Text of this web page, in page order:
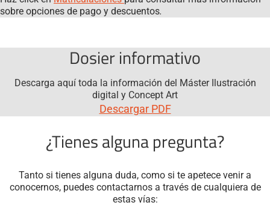
sobre opciones de pago y descuentos.
Dosier informativo
Descarga aquí toda la información del Máster Ilustración
digital y Concept Art
Descargar PDF
¿Tienes alguna pregunta?
Tanto si tienes alguna duda, como si te apetece venir a
conocernos, puedes contactarnos a través de cualquiera de
estas vías: